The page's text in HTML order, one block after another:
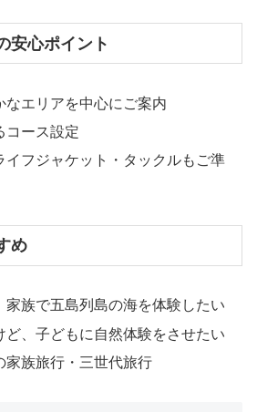
安心ポイント
なエリアを中心にご案内
コース設定
イフジャケット・タックルもご準
め
家族で五島列島の海を体験したい
ど、子どもに自然体験をさせたい
家族旅行・三世代旅行